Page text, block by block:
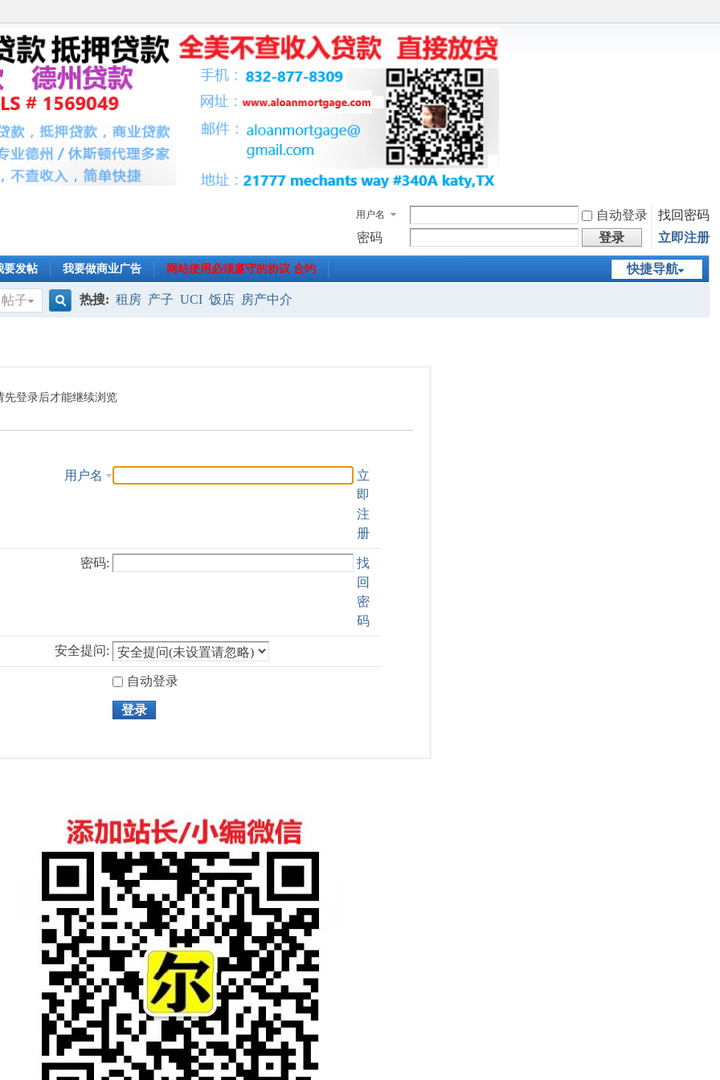
用户名 自动登录
找回密码
密码
登录 立即注册
快捷导航
要发帖 我要做商业广告 网站使用必须遵守的协议 合约
帖子
索
热搜: 租房 产子 UCI 饭店 房产中介
先登录后才能继续浏览
用户名
立
即
注
册
密码:
找
回
密
码
安全提问:
自动登录
登录